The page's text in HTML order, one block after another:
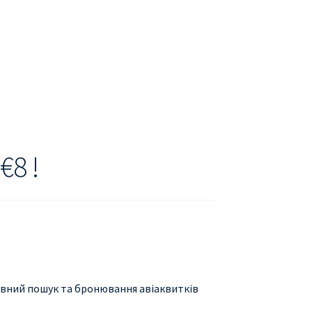
от € 9
!
пошук та бронювання авіаквитків